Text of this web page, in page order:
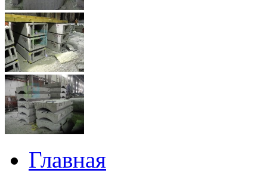
Главная